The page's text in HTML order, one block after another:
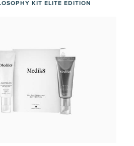
KIT ELITE EDITION